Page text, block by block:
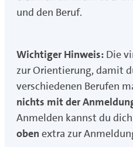
und den Beruf.
Wichtiger Hinweis: Die
zur Orientierung, damit
verschiedenen Berufen
nichts mit der
Anmelden kannst du dich
oben extra zur